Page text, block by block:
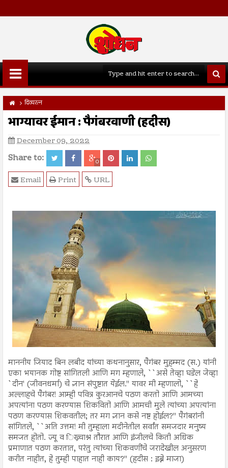
दिव्यरत्न
भाग्यावर ईमान : पैगंबरवाणी (हदीस)
December 09, 2022
Share to: 0
URL
Print
Email
माननीय जियाद बिन लबीद यांच्या कथनानुसार, पैगंबर मुहम्मद (स.) यांनी
एका भयानक गोष्ट सांगितली आणि मग म्हणाले, ``असे तेव्हा घडेल जेव्हा
`दीन' (जीवनधर्मा) चे ज्ञान संपुष्टात येईल.'' यावर मी म्हणालो, ``हे
अल्लाहचे पैगंबर! आम्ही पवित्र कुरआनचे पठण करतो आणि आमच्या
अपत्यांना पठण करण्यास शिकवितो आणि आमची मुले त्यांच्या अपत्यांना
पठण करण्यास शिकवतील; तर मग ज्ञान कसे नष्ट होईल?'' पैगंबरांनी
सांगितले, ``अति उत्तम! मी तुम्हाला मदीनेतील सर्वांत समजदार मनुष्य
समजत होतो. ज्यू व िख्र्चाश्न तौरात आणि इंजीलचे किती अधिक
प्रमाणात पठण करतात, परंतु त्यांच्या शिकवणींचे जरादेखील अनुसरण
करीत नाहीत, हे तुम्ही पाहात नाही काय?'' (हदीस : इब्ने माजा)